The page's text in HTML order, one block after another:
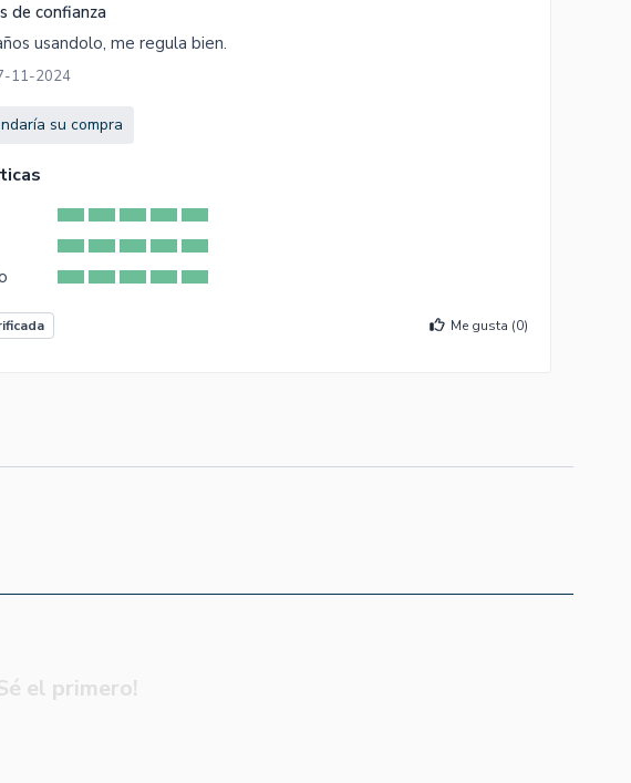
de confianza
usandolo, me regula bien.
11-2024
su compra
Me gusta (0)
el primero!